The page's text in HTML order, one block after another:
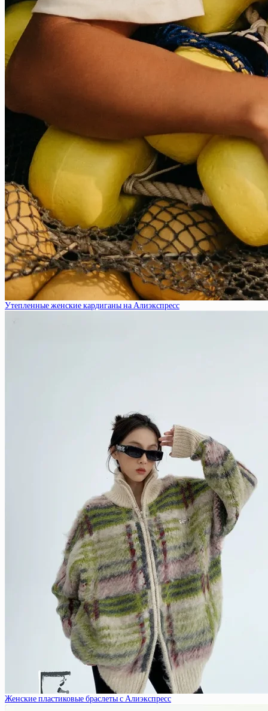
Утепленные женские кардиганы на Алиэкспресс
Женские пластиковые браслеты с Алиэкспресс